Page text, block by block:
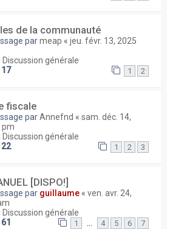
de la communauté
parmeap « jeu. févr. 13, 2025
Discussion générale
17 1 2
fiscale
parAnnefnd « sam. déc. 14,
pm
Discussion générale
22 1 2 3
[DISPO!]
par guillaume « ven. avr. 24,
Discussion générale
61 1 … 4 5 6 7